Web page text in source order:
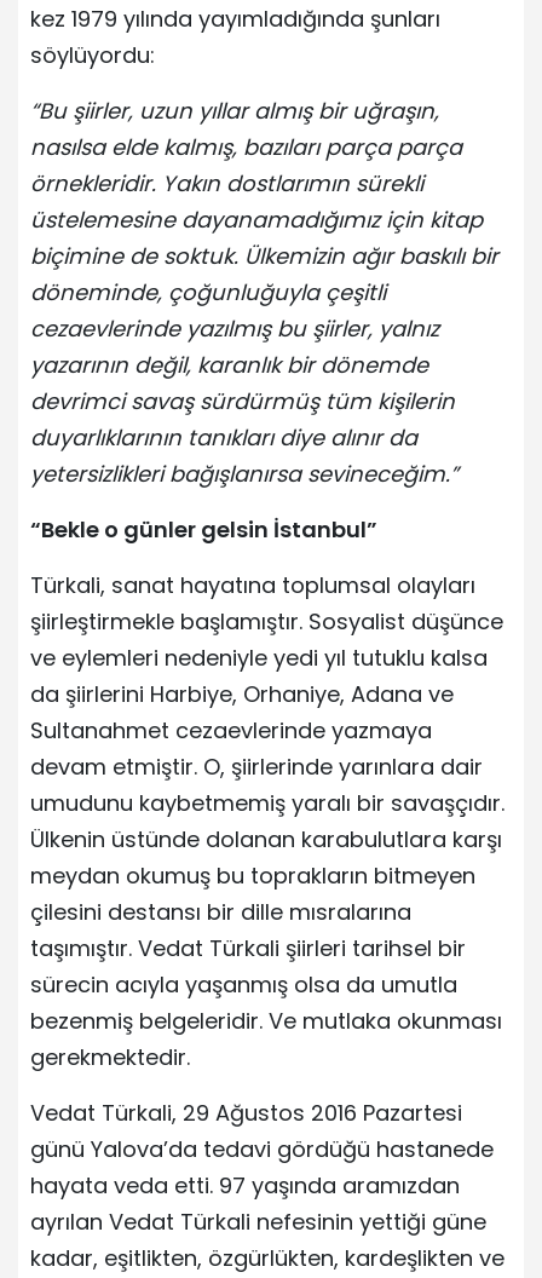
kez 1979 yılında yayımladığında şunları
söylüyordu:
“Bu şiirler, uzun yıllar almış bir uğraşın,
nasılsa elde kalmış, bazıları parça parça
örnekleridir. Yakın dostlarımın sürekli
üstelemesine dayanamadığımız için kitap
biçimine de soktuk. Ülkemizin ağır baskılı bir
döneminde, çoğunluğuyla çeşitli
cezaevlerinde yazılmış bu şiirler, yalnız
yazarının değil, karanlık bir dönemde
devrimci savaş sürdürmüş tüm kişilerin
duyarlıklarının tanıkları diye alınır da
yetersizlikleri bağışlanırsa sevineceğim.”
“Bekle o günler gelsin İstanbul”
Türkali, sanat hayatına toplumsal olayları
şiirleştirmekle başlamıştır. Sosyalist düşünce
ve eylemleri nedeniyle yedi yıl tutuklu kalsa
da şiirlerini Harbiye, Orhaniye, Adana ve
Sultanahmet cezaevlerinde yazmaya
devam etmiştir. O, şiirlerinde yarınlara dair
umudunu kaybetmemiş yaralı bir savaşçıdır.
Ülkenin üstünde dolanan karabulutlara karşı
meydan okumuş bu toprakların bitmeyen
çilesini destansı bir dille mısralarına
taşımıştır. Vedat Türkali şiirleri tarihsel bir
sürecin acıyla yaşanmış olsa da umutla
bezenmiş belgeleridir. Ve mutlaka okunması
gerekmektedir.
Vedat Türkali, 29 Ağustos 2016 Pazartesi
günü Yalova’da tedavi gördüğü hastanede
hayata veda etti. 97 yaşında aramızdan
ayrılan Vedat Türkali nefesinin yettiği güne
kadar, eşitlikten, özgürlükten, kardeşlikten ve